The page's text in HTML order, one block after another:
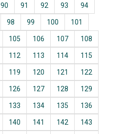
90 91 92 93 94
98 99 100 101
105 106 107 108
112 113 114 115
119 120 121 122
126 127 128 129
133 134 135 136
140 141 142 143